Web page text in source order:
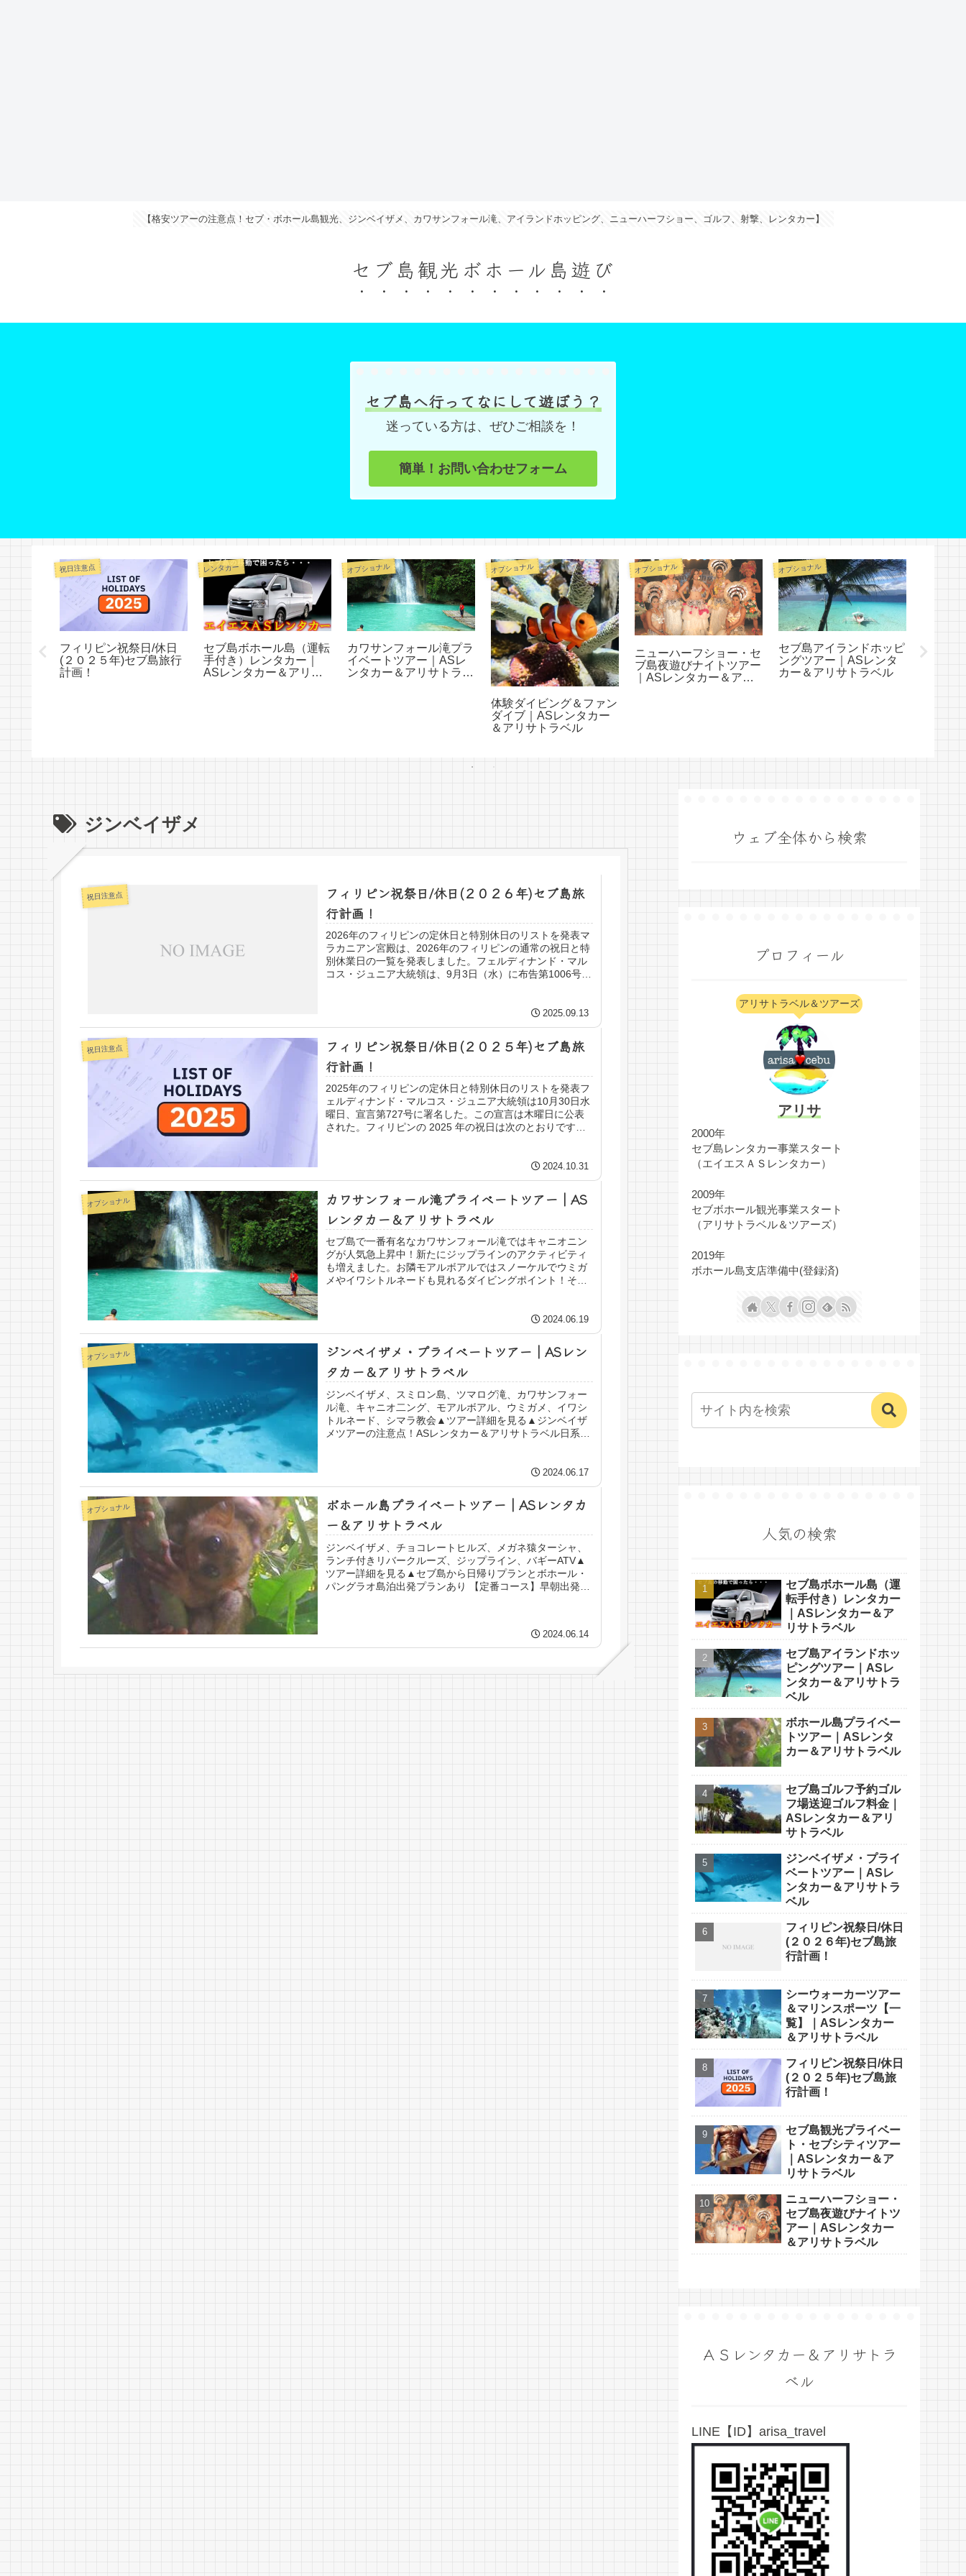
【格安ツアーの注意点！セブ・ボホール島観光、ジンベイザメ、カワサンフォール滝、アイランドホッピング、ニューハーフショー、ゴルフ、射撃、レンタカー】
セブ島観光ボホール島遊び
セブ島へ行ってなにして遊ぼう？
迷っている方は、ぜひご相談を！
簡単！お問い合わせフォーム
ベート
祝日注意点
フィリピン祝祭日/休日
(２０２５年)セブ島旅行
計画！
レンタカー
セブ島ボホール島（運転
手付き）レンタカー｜
ASレンタカー＆アリサ
オプショナル
カワサンフォール滝プラ
イベートツアー｜ASレ
ンタカー＆アリサトラベ
オプショナル
体験ダイビング＆ファン
ダイブ｜ASレンタカー
＆アリサトラベル
オプショナル
ニューハーフショー・セ
ブ島夜遊びナイトツアー
｜ASレンタカー＆アリ
オプショナル
セブ島アイランドホッピ
ングツアー｜ASレンタ
カー＆アリサトラベル
フィリ
(２０２
ジンベイザメ
祝日注意点
フィリピン祝祭日/休日(２０２６年)セブ島旅
行計画！
2026年のフィリピンの定休日と特別休日のリストを発表マ
ラカニアン宮殿は、2026年のフィリピンの通常の祝日と特
別休業日の一覧を発表しました。フェルディナンド・マル
コス・ジュニア大統領は、9月3日（水）に布告第1006号を
2025.09.13
祝日注意点
フィリピン祝祭日/休日(２０２５年)セブ島旅
行計画！
2025年のフィリピンの定休日と特別休日のリストを発表フ
ェルディナンド・マルコス・ジュニア大統領は10月30日水
曜日、宣言第727号に署名した。この宣言は木曜日に公表
された。フィリピンの 2025 年の祝日は次のとおりです。
2024.10.31
オプショナル
カワサンフォール滝プライベートツアー｜AS
レンタカー＆アリサトラベル
セブ島で一番有名なカワサンフォール滝ではキャニオニン
グが人気急上昇中！新たにジップラインのアクティビティ
も増えました。お隣モアルボアルではスノーケルでウミガ
メやイワシトルネードも見れるダイビングポイント！その
2024.06.19
オプショナル
ジンベイザメ・プライベートツアー｜ASレン
タカー＆アリサトラベル
ジンベイザメ、スミロン島、ツマログ滝、カワサンフォー
ル滝、キャニオ二ング、モアルボアル、ウミガメ、イワシ
トルネード、シマラ教会▲ツアー詳細を見る▲ジンベイザ
メツアーの注意点！ASレンタカー＆アリサトラベル日系レ
2024.06.17
オプショナル
ボホール島プライベートツアー｜ASレンタカ
ー＆アリサトラベル
ジンベイザメ、チョコレートヒルズ、メガネ猿ターシャ、
ランチ付きリバークルーズ、ジップライン、バギーATV▲
ツアー詳細を見る▲セブ島から日帰りプランとボホール・
パングラオ島泊出発プランあり 【定番コース】早朝出発プ
2024.06.14
ウェブ全体から検索
プロフィール
アリサトラベル＆ツアーズ
アリサ
2000年
セブ島レンタカー事業スタート
（エイエスＡＳレンタカー）
2009年
セブボホール観光事業スタート
（アリサトラベル＆ツアーズ）
2019年
ボホール島支店準備中(登録済)
人気の検索
セブ島ボホール島（運
転手付き）レンタカー
｜ASレンタカー＆ア
リサトラベル
セブ島アイランドホッ
ピングツアー｜ASレ
ンタカー＆アリサトラ
ベル
ボホール島プライベー
トツアー｜ASレンタ
カー＆アリサトラベル
セブ島ゴルフ予約ゴル
フ場送迎ゴルフ料金｜
ASレンタカー＆アリ
サトラベル
ジンベイザメ・プライ
ベートツアー｜ASレ
ンタカー＆アリサトラ
ベル
フィリピン祝祭日/休日
(２０２６年)セブ島旅
行計画！
シーウォーカーツアー
＆マリンスポーツ【一
覧】｜ASレンタカー
＆アリサトラベル
フィリピン祝祭日/休日
(２０２５年)セブ島旅
行計画！
セブ島観光プライベー
ト・セブシティツアー
｜ASレンタカー＆ア
リサトラベル
ニューハーフショー・
セブ島夜遊びナイトツ
アー｜ASレンタカー
＆アリサトラベル
ＡＳレンタカー＆アリサトラ
ベル
LINE【ID】arisa_travel